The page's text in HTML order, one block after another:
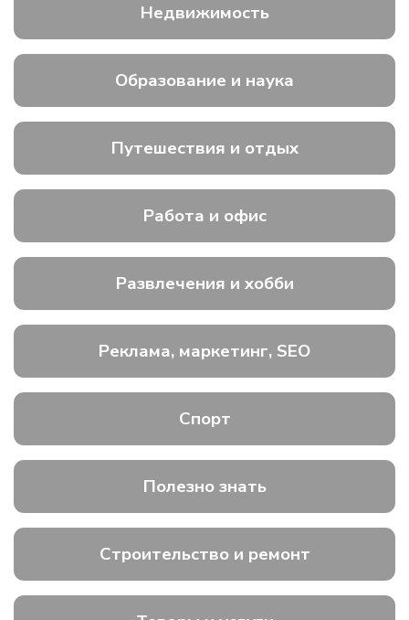
Недвижимость
Образование и наука
Путешествия и отдых
Работа и офис
Развлечения и хобби
Реклама, маркетинг, SEO
Спорт
Полезно знать
Строительство и ремонт